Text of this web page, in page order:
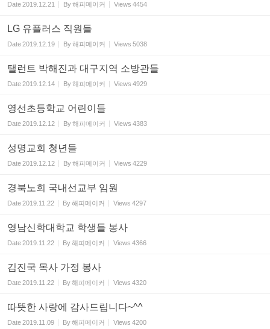
Date2019.12.21 By해피메이커 Views 4454
LG 유플러스 직원들
Date2019.12.19 By해피메이커 Views 5038
탤런트 박해진과 대구지역 소방관들
Date2019.12.14 By해피메이커 Views 4929
영선초등학교 어린이들
Date2019.12.12 By해피메이커 Views 4383
성명교회 청년들
Date2019.12.12 By해피메이커 Views 4229
경북노회 국내선교부 임원
Date2019.11.22 By해피메이커 Views 4297
영남신학대학교 학생들 봉사
Date2019.11.22 By해피메이커 Views 4366
김진국 목사 가정 봉사
Date2019.11.22 By해피메이커 Views 4320
따뜻한 사랑에 감사드립니다~^^
Date2019.11.09 By해피메이커 Views 4200